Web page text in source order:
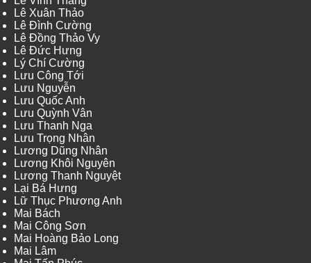
Lê Xuân Thảo
Lê Đình Cường
Lê Đồng Thảo Vy
Lê Đức Hưng
Lý Chí Cường
Lưu Công Tới
Lưu Nguyễn
Lưu Quốc Anh
Lưu Quỳnh Vân
Lưu Thanh Nga
Lưu Trọng Nhân
Lương Dũng Nhân
Lương Khôi Nguyên
Lương Thanh Nguyệt
Lại Bá Hưng
Lữ Thục Phương Anh
Mai Bách
Mai Công Sơn
Mai Hoàng Bảo Long
Mai Lâm